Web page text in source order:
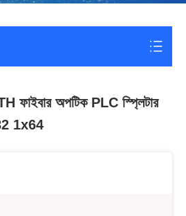
অপটিক PLC স্প্লিটার
1x64